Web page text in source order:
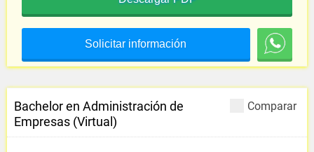
Solicitar información
Comparar
Bachelor en Administración de
Empresas (Virtual)